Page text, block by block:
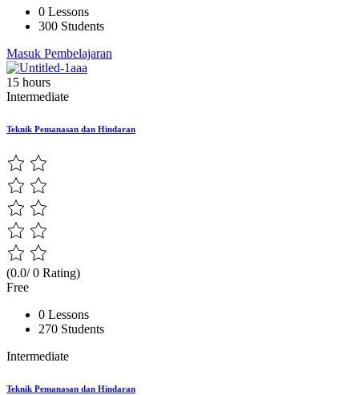
0 Lessons
300 Students
Masuk Pembelajaran
15 hours
Intermediate
Teknik Pemanasan dan Hindaran
(0.0/ 0 Rating)
Free
0 Lessons
270 Students
Intermediate
Teknik Pemanasan dan Hindaran